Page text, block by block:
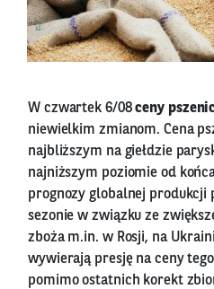
W czwartek 6/08ceny
niewielkim zmianom. Cena
najbliższym na giełdzie
najniższym poziomie od
prognozy globalnej produkcji
sezonie w związku ze
zboża m.in. w Rosji, na
wywierają presję na ceny
pomimo ostatnich korekt